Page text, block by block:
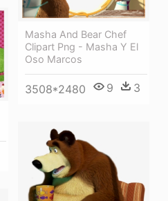
Masha And Bear Chef
Clipart Png - Masha Y El
Oso Marcos
3508*2480 9 3